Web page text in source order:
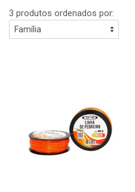
3 produtos ordenados por: